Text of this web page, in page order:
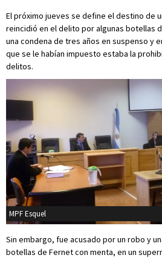
El próximo jueves se define el destino de
reincidió en el delito por algunas botellas
una condena de tres años en suspenso y
que se le habían impuesto estaba la
delitos.
MPF Esquel
Sin embargo, fue acusado por un robo y
botellas de Fernet con menta, en un